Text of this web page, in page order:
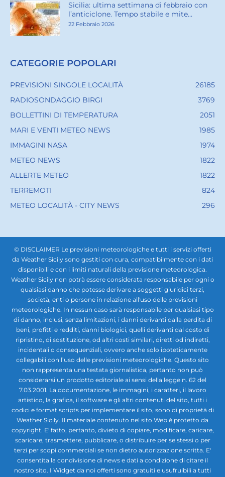
Sicilia: ultima settimana di febbraio con
l’anticiclone. Tempo stabile e mite...
22 Febbraio 2026
CATEGORIE POPOLARI
PREVISIONI SINGOLE LOCALITÀ
26185
RADIOSONDAGGIO BIRGI
3769
BOLLETTINI DI TEMPERATURA
2051
MARI E VENTI METEO NEWS
1985
IMMAGINI NASA
1974
METEO NEWS
1822
ALLERTE METEO
1822
TERREMOTI
824
METEO LOCALITÀ - CITY NEWS
296
© DISCLAIMER Le previsioni meteorologiche e tutti i servizi offerti
da Weather Sicily sono gestiti con cura, compatibilmente con i dati
disponibili e con i limiti naturali della previsione meteorologica.
Weather Sicily non potrà essere considerata responsabile per ogni o
qualsiasi danno che potesse derivare a soggetti giuridici terzi,
società, enti o persone in relazione all'uso delle previsioni
meteorologiche. In nessun caso sarà responsabile per qualsiasi tipo
di danno, inclusi, senza limitazioni, i danni derivanti dalla perdita di
beni, profitti e redditi, danni biologici, quelli derivanti dal costo di
ripristino, di sostituzione, od altri costi similari, diretti od indiretti,
incidentali o consequenziali, ovvero anche solo ipoteticamente
collegabili con l’uso delle previsioni meteorologiche. Questo sito
non rappresenta una testata giornalistica, pertanto non può
considerarsi un prodotto editoriale ai sensi della legge n. 62 del
7.03.2001. La documentazione, le immagini, i caratteri, il lavoro
artistico, la grafica, il software e gli altri contenuti del sito, tutti i
codici e format scripts per implementare il sito, sono di proprietà di
Weather Sicily. Il materiale contenuto nel sito Web è protetto da
copyright. E' fatto, pertanto, divieto di copiare, modificare, caricare,
scaricare, trasmettere, pubblicare, o distribuire per se stessi o per
terzi per scopi commerciali se non dietro autorizzazione scritta. E'
consentita la condivisione di news e dati a condizione di citare il
nostro sito. I Widget da noi offerti sono gratuiti e usufruibili a tutti